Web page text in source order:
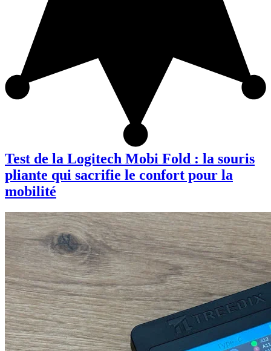
Test de la Logitech Mobi Fold : la souris
pliante qui sacrifie le confort pour la
mobilité